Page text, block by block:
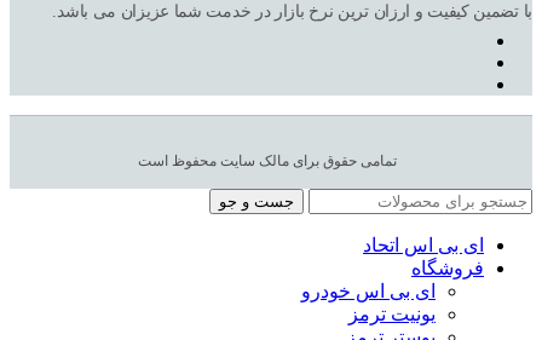
با تضمین کیفیت و ارزان ترین نرخ بازار در خدمت شما عزیزان می باشد.
تمامی حقوق برای مالک سایت محفوظ است
جست و جو
ای بی اس اتحاد
فروشگاه
ای بی اس خودرو
یونیت ترمز